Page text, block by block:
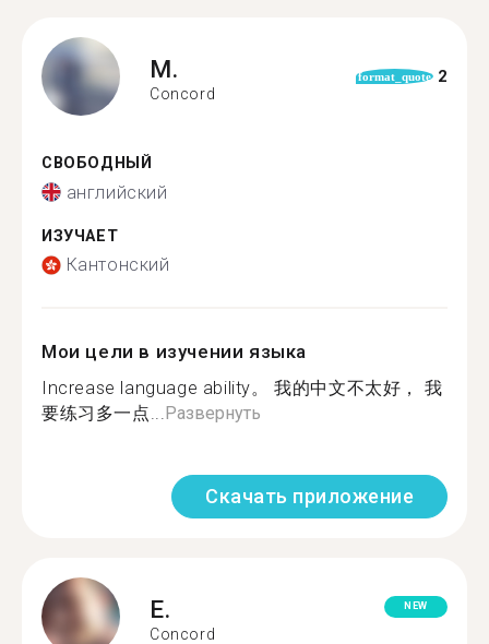
M.
Concord
format_quote 2
СВОБОДНЫЙ
английский
ИЗУЧАЕТ
Кантонский
Мои цели в изучении языка
Increase language ability。 我的中文不太好， 我
要练习多一点...Развернуть
Скачать приложение
E.
Concord
NEW